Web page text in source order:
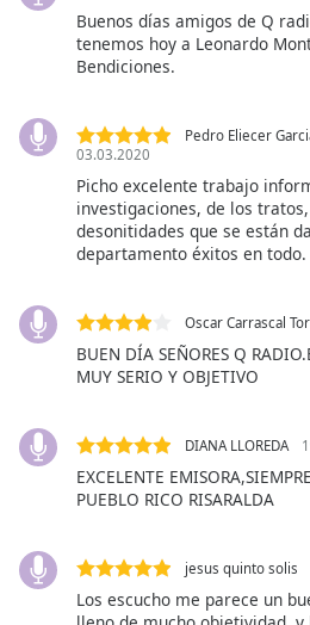
Background
Opacity
Background
Font
Size
Edge
Style
Buenos días amigos de Q
tenemos hoy a Leonardo
Bendiciones.
Pedro Eliecer
03.03.2020
Picho excelente trabajo
investigaciones, de los
desonitidades que se están
departamento éxitos en todo.
Oscar Carrascal
BUEN DÍA SEÑORES Q
MUY SERIO Y OBJETIVO
DIANA LLOREDA
EXCELENTE
PUEBLO RICO RISARALDA
jesus quinto solis
Los escucho me parece un